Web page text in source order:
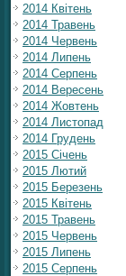
2014 Квітень
2014 Травень
2014 Червень
2014 Липень
2014 Серпень
2014 Вересень
2014 Жовтень
2014 Листопад
2014 Грудень
2015 Січень
2015 Лютий
2015 Березень
2015 Квітень
2015 Травень
2015 Червень
2015 Липень
2015 Серпень